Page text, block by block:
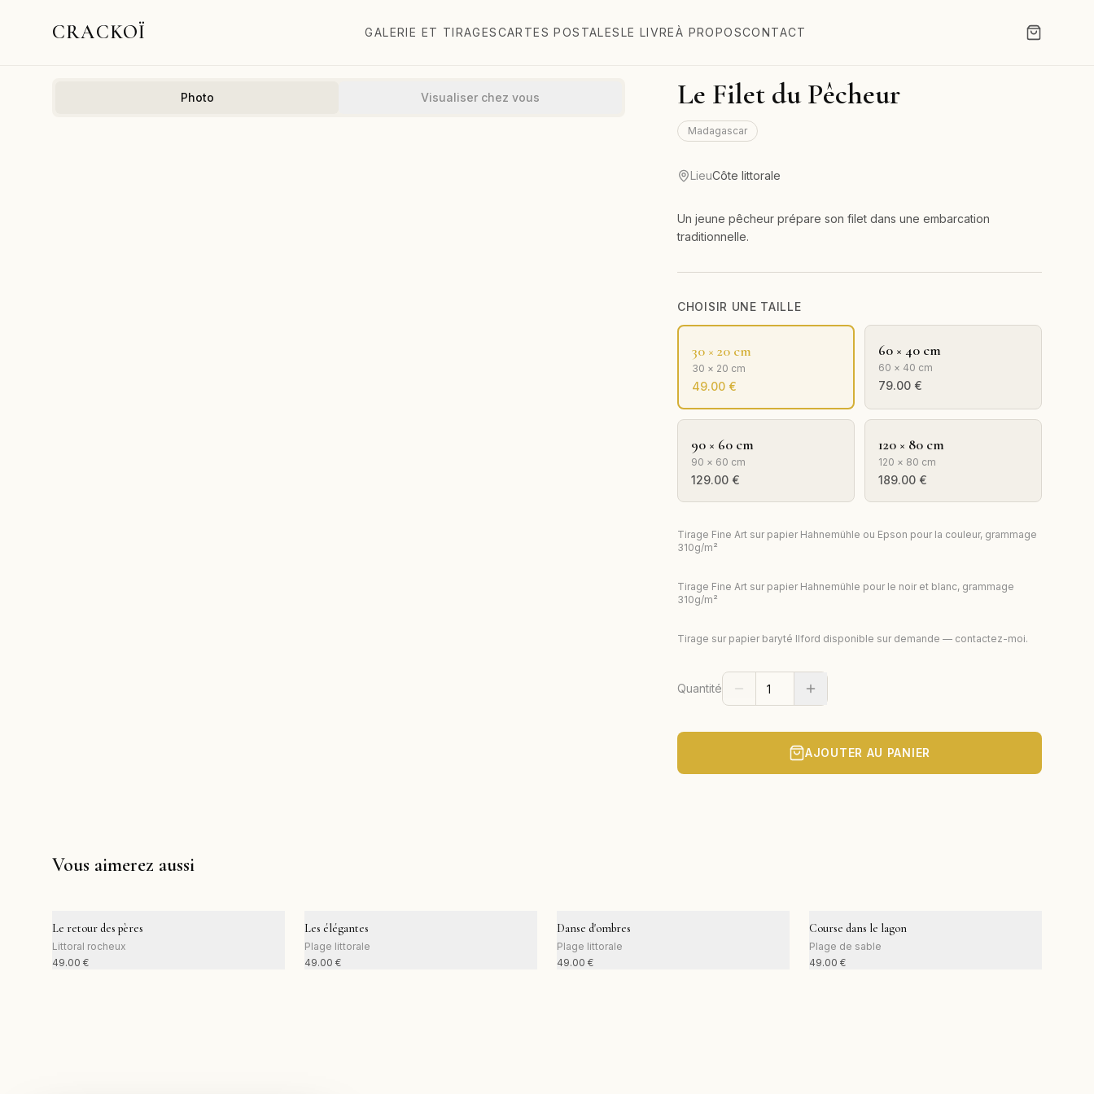
CRACKOÏ GALERIE ET TIRAGESCARTES POSTALESLE LIVREÀ PROPOSCONTACT
Photo Visualiser chez vous Le Filet du Pêcheur
Madagascar
LieuCôte littorale
Un jeune pêcheur prépare son filet dans une embarcation
traditionnelle.
CHOISIR UNE TAILLE
30 × 20 cm
30 × 20 cm
49.00 €
60 × 40 cm
60 × 40 cm
79.00 €
90 × 60 cm
90 × 60 cm
129.00 €
120 × 80 cm
120 × 80 cm
189.00 €
Tirage Fine Art sur papier Hahnemühle ou Epson pour la couleur, grammage
310g/m²
Tirage Fine Art sur papier Hahnemühle pour le noir et blanc, grammage
310g/m²
Tirage sur papier baryté Ilford disponible sur demande — contactez-moi.
Quantité
AJOUTER AU PANIER
Vous aimerez aussi
Le retour des pères
Littoral rocheux
49.00 €
Les élégantes
Plage littorale
49.00 €
Danse d'ombres
Plage littorale
49.00 €
Course dans le lagon
Plage de sable
49.00 €